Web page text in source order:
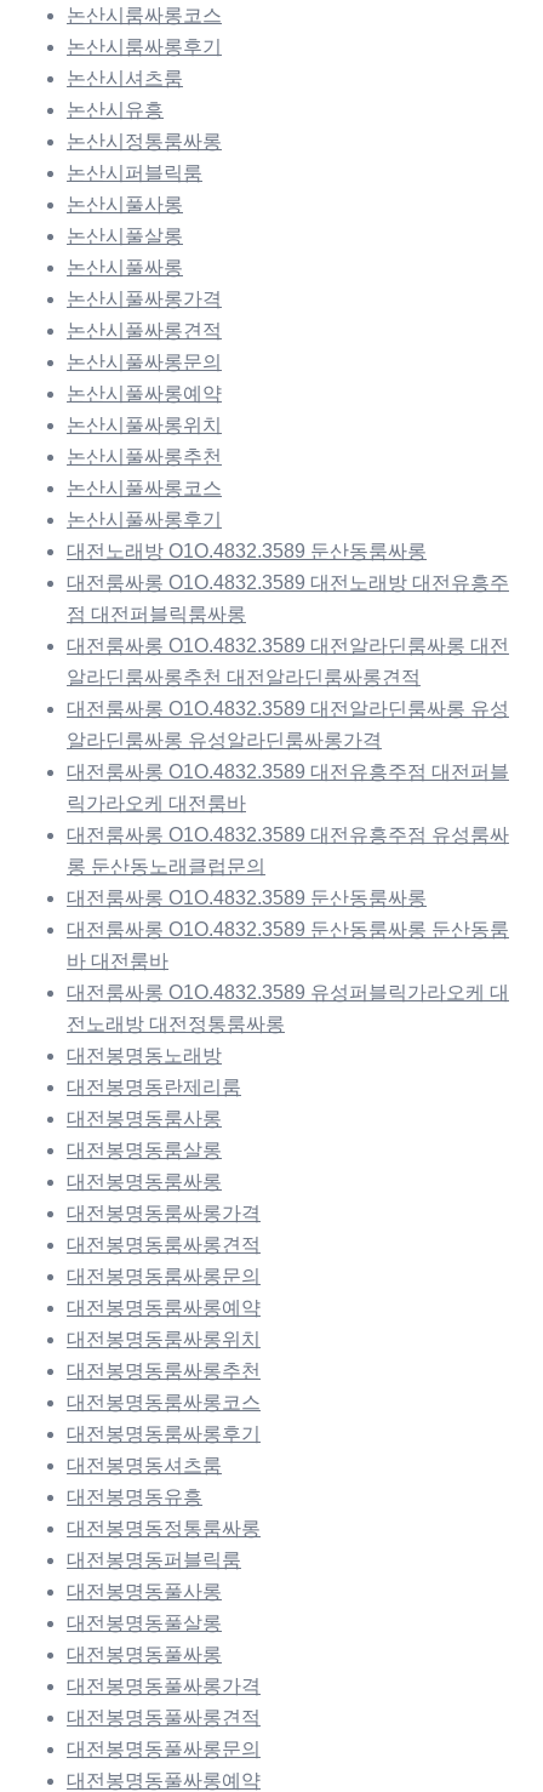
논산시룸싸롱코스
논산시룸싸롱후기
논산시셔츠룸
논산시유흥
논산시정통룸싸롱
논산시퍼블릭룸
논산시풀사롱
논산시풀살롱
논산시풀싸롱
논산시풀싸롱가격
논산시풀싸롱견적
논산시풀싸롱문의
논산시풀싸롱예약
논산시풀싸롱위치
논산시풀싸롱추천
논산시풀싸롱코스
논산시풀싸롱후기
대전노래방 O1O.4832.3589 둔산동룸싸롱
대전룸싸롱 O1O.4832.3589 대전노래방 대전유흥주
점 대전퍼블릭룸싸롱
대전룸싸롱 O1O.4832.3589 대전알라딘룸싸롱 대전
알라딘룸싸롱추천 대전알라딘룸싸롱견적
대전룸싸롱 O1O.4832.3589 대전알라딘룸싸롱 유성
알라딘룸싸롱 유성알라딘룸싸롱가격
대전룸싸롱 O1O.4832.3589 대전유흥주점 대전퍼블
릭가라오케 대전룸바
대전룸싸롱 O1O.4832.3589 대전유흥주점 유성룸싸
롱 둔산동노래클럽문의
대전룸싸롱 O1O.4832.3589 둔산동룸싸롱
대전룸싸롱 O1O.4832.3589 둔산동룸싸롱 둔산동룸
바 대전룸바
대전룸싸롱 O1O.4832.3589 유성퍼블릭가라오케 대
전노래방 대전정통룸싸롱
대전봉명동노래방
대전봉명동란제리룸
대전봉명동룸사롱
대전봉명동룸살롱
대전봉명동룸싸롱
대전봉명동룸싸롱가격
대전봉명동룸싸롱견적
대전봉명동룸싸롱문의
대전봉명동룸싸롱예약
대전봉명동룸싸롱위치
대전봉명동룸싸롱추천
대전봉명동룸싸롱코스
대전봉명동룸싸롱후기
대전봉명동셔츠룸
대전봉명동유흥
대전봉명동정통룸싸롱
대전봉명동퍼블릭룸
대전봉명동풀사롱
대전봉명동풀살롱
대전봉명동풀싸롱
대전봉명동풀싸롱가격
대전봉명동풀싸롱견적
대전봉명동풀싸롱문의
대전봉명동풀싸롱예약